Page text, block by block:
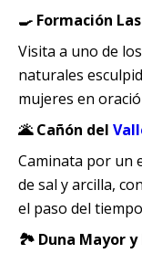
🍳 Formación
Visita a uno de
naturales
mujeres en
🌋 Cañón del
Caminata por un
de sal y arcilla,
el paso del
🏞️ Duna Mayor